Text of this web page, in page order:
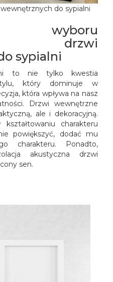
do sypialni
wyboru
drzwi
sypialni
to nie tylko kwestia
który dominuje w
która wpływa na nasz
Drzwi wewnętrzne
ale i dekoracyjną.
charakteru
powiększyć, dodać mu
charakteru. Ponadto,
akustyczna drzwi
sen.